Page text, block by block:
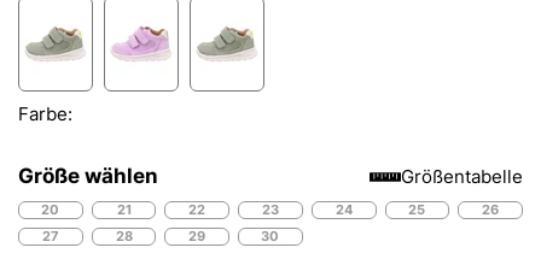
Farbe:
Größe wählen Größentabelle
20 21 22 23 24 25
26
27
28 29 30